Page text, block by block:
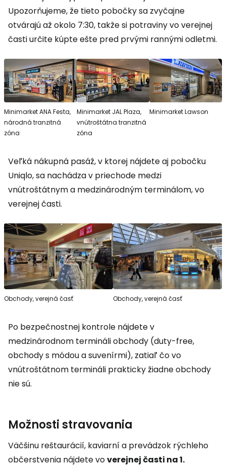
Upozorňujeme, že tieto pobočky sa zvyčajne
otvárajú až okolo 7:30, takže si potraviny vo verejnej
časti určite kúpte ešte pred prvými rannými odletmi.
Minimarket ANA Festa,
národná tranzitná
zóna
Minimarket JAL Plaza,
vnútroštátna tranzitná
zóna
Minimarket Lawson
Veľká nákupná pasáž, v ktorej nájdete aj pobočku
Uniqlo, sa nachádza v priechode medzi
vnútroštátnym a medzinárodným terminálom, vo
verejnej časti.
Obchody, verejná časť Obchody, verejná časť
Po bezpečnostnej kontrole nájdete v
medzinárodnom termináli obchody (duty-free,
obchody s módou a suvenírmi), zatiaľ čo vo
vnútroštátnom termináli prakticky žiadne obchody
nie sú.
Možnosti stravovania
Väčšinu reštaurácií, kaviarní a prevádzok rýchleho
občerstvenia nájdete voverejnej časti na 1.